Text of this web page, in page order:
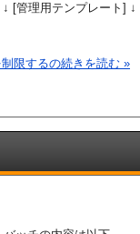
[管理用テンプレート] ↓
限するの続きを読む »